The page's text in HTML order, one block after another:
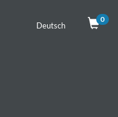
Deutsch
0